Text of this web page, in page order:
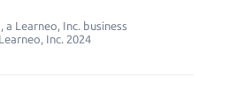
a Learneo, Inc. business
Inc. 2024